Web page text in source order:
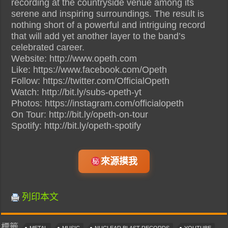
recording at the countryside venue among its
serene and inspiring surroundings. The result is
nothing short of a powerful and intriguing record
that will add yet another layer to the band’s
celebrated career.
Website: http://www.opeth.com
Like: https://www.facebook.com/Opeth
Follow: https://twitter.com/OfficialOpeth
Watch: http://bit.ly/subs-opeth-yt
Photos: https://instagram.com/officialopeth
On Tour: http://bit.ly/opeth-on-tour
Spotify: http://bit.ly/opeth-spotify
來源摸我
列印本文